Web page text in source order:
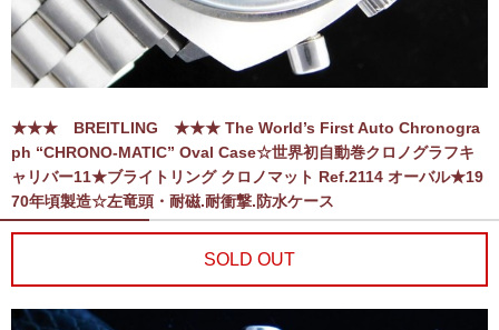
★★★ BREITLING ★★★ The World’s First Auto Chronogra
ph “CHRONO-MATIC” Oval Case☆世界初自動巻クロノグラフキ
ャリバー11★ブライトリング クロノマット Ref.2114 オーバル★19
70年頃製造☆左竜頭・耐磁.耐衝撃.防水ケース
SOLD OUT